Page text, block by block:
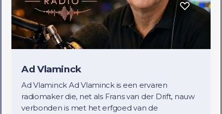
Ad Vlaminck
Ad Vlaminck Ad Vlaminck is een ervaren
radiomaker die, net als Frans van der Drift, nauw
verbonden is met het erfgoed van de